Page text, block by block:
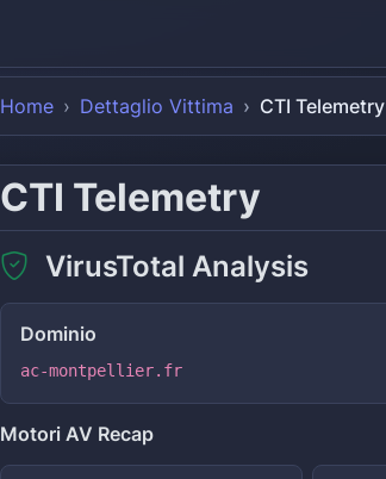
Home Dettaglio Vittima CTI Telemetry
CTI Telemetry
VirusTotal Analysis
Dominio
ac-montpellier.fr
Motori AV Recap